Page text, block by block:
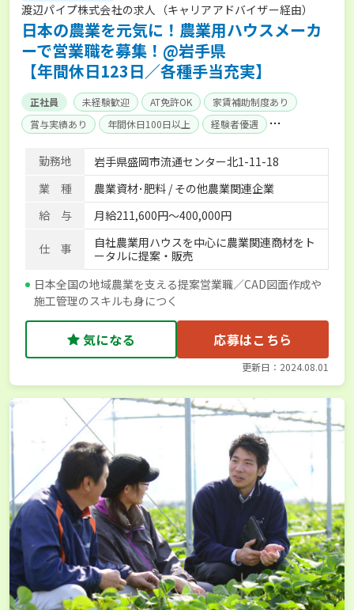
渡辺パイプ株式会社の求人（キャリアアドバイザー経由）
日本の農業を元気に！農業用ハウスメーカ
ーで営業職を募集！@岩手県
【年間休日123日／各種手当充実】
正社員 未経験歓迎 AT免許OK
家賃補助制度あり
賞与実績あり
年間休日100日以上
経験者優遇
産休･育休取得実績あり
社会保険完備 単身寮あり
勤務地
岩手県盛岡市流通センター北1-11-18
業 種
農業資材･肥料 / その他農業関連企業
給 与
月給211,600円～400,000円
仕 事
自社農業用ハウスを中心に農業関連商材をト
ータルに提案・販売
日本全国の地域農業を支える提案営業職／CAD図面作成や
施工管理のスキルも身につく
気になる 応募はこちら
更新日：2024.08.01